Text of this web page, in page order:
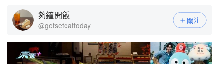
夠鐘開飯
@getseteattoday
關注